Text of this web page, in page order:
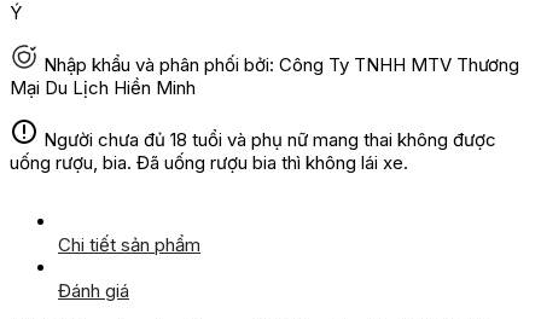
Ý
Nhập khẩu và phân phối bởi: Công Ty TNHH MTV Thương
Mại Du Lịch Hiền Minh
Người chưa đủ 18 tuổi và phụ nữ mang thai không được
uống rượu, bia. Đã uống rượu bia thì không lái xe.
Chi tiết sản phẩm
Đánh giá